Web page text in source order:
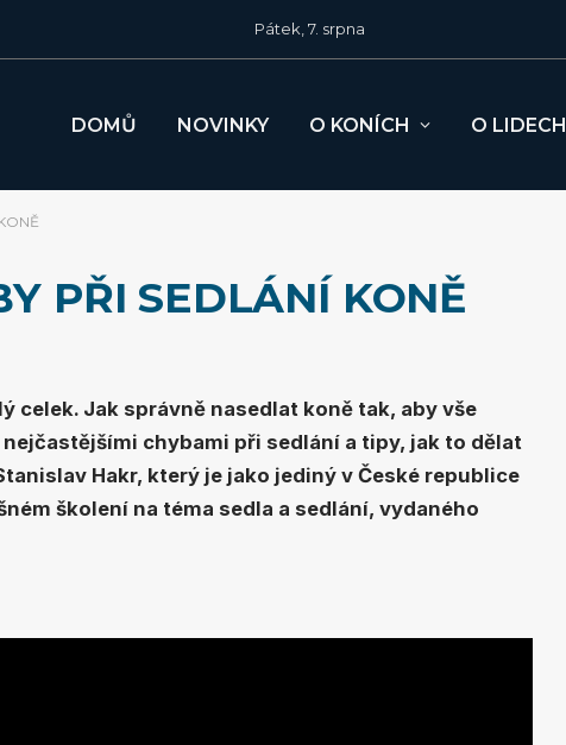
Pátek, 7. srpna
DOMŮ NOVINKY O KONÍCH O LIDECH
PŘI SEDLÁNÍ KONĚ
celek. Jak správně nasedlat koně tak, aby vše
chybami při sedlání a tipy, jak to dělat
Hakr, který je jako jediný v České republice
školení na téma sedla a sedlání, vydaného